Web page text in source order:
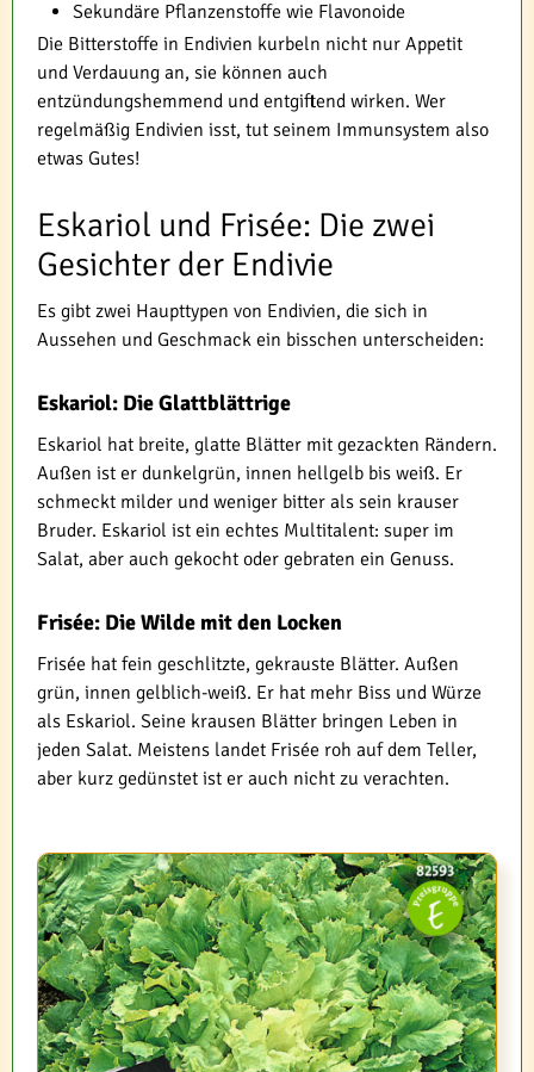
Sekundäre Pflanzenstoffe wie Flavonoide
Die Bitterstoffe in Endivien kurbeln nicht nur Appetit
und Verdauung an, sie können auch
entzündungshemmend und entgiftend wirken. Wer
regelmäßig Endivien isst, tut seinem Immunsystem also
etwas Gutes!
Eskariol und Frisée: Die zwei
Gesichter der Endivie
Es gibt zwei Haupttypen von Endivien, die sich in
Aussehen und Geschmack ein bisschen unterscheiden:
Eskariol: Die Glattblättrige
Eskariol hat breite, glatte Blätter mit gezackten Rändern.
Außen ist er dunkelgrün, innen hellgelb bis weiß. Er
schmeckt milder und weniger bitter als sein krauser
Bruder. Eskariol ist ein echtes Multitalent: super im
Salat, aber auch gekocht oder gebraten ein Genuss.
Frisée: Die Wilde mit den Locken
Frisée hat fein geschlitzte, gekrauste Blätter. Außen
grün, innen gelblich-weiß. Er hat mehr Biss und Würze
als Eskariol. Seine krausen Blätter bringen Leben in
jeden Salat. Meistens landet Frisée roh auf dem Teller,
aber kurz gedünstet ist er auch nicht zu verachten.